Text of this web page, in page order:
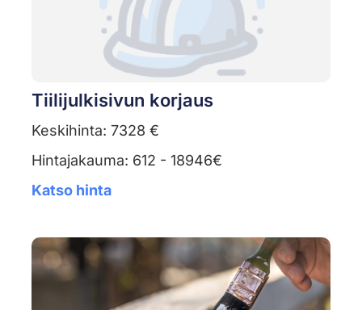
Tiilijulkisivun korjaus
Keskihinta: 7328 €
Hintajakauma: 612 - 18946€
Katso hinta